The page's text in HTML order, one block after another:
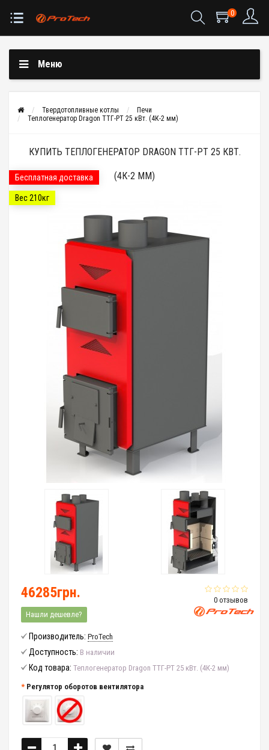
0
Меню
Твердотопливные котлы
Печи
Теплогенератор Dragon ТТГ-РТ 25 кВт. (4К-2 мм)
КУПИТЬ ТЕПЛОГЕНЕРАТОР DRAGON ТТГ-РТ 25 КВТ.
(4К-2 ММ)
Бесплатная доставка
Вес 210кг
0 отзывов
46285грн.
Нашли дешевле?
Производитель: ProTech
Доступность: В наличии
Код товара: Теплогенератор Dragon ТТГ-РТ 25 кВт. (4К-2 мм)
Регулятор оборотов вентилятора